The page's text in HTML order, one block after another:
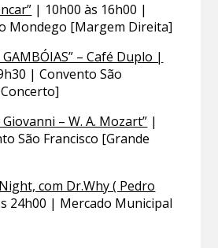
| 10h00 às 16h00 |
Mondego [Margem Direita]
GAMBÓIAS” – Café Duplo |
| Convento São
– W. A. Mozart” |
São Francisco [Grande
com Dr.Why ( Pedro
24h00 | Mercado Municipal